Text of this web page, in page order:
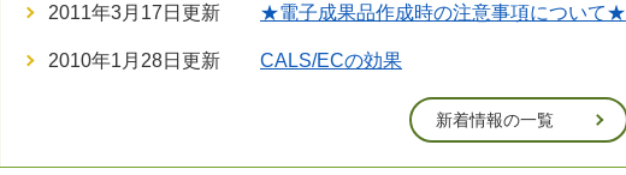
2011年3月17日更新 ★電子成果品作成時の注意事項について★
2010年1月28日更新 CALS/ECの効果
新着情報の一覧